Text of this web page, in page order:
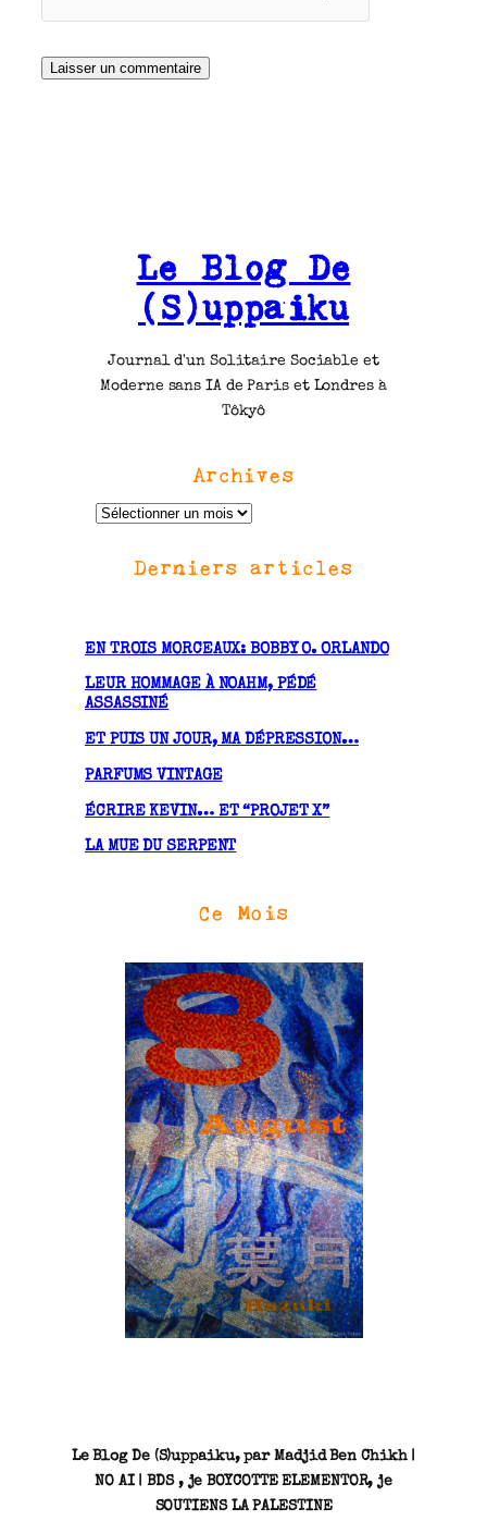
Le Blog De
(S)uppaiku
Journal d'un Solitaire Sociable et
Moderne sans IA de Paris et Londres à
Tôkyô
Archives
A
v
s
Derniers articles
EN TROIS MORCEAUX: BOBBY O. ORLANDO
LEUR HOMMAGE À NOAHM, PÉDÉ
ASSASSINÉ
ET PUIS UN JOUR, MA DÉPRESSION…
PARFUMS VINTAGE
ÉCRIRE KEVIN… ET “PROJET X”
LA MUE DU SERPENT
Ce Mois
Le Blog De (S)uppaiku, par Madjid Ben Chikh |
NO AI | BDS , je BOYCOTTE ELEMENTOR, je
SOUTIENS LA PALESTINE